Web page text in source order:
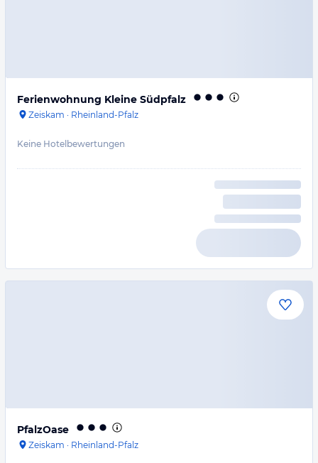
Ferienwohnung Kleine Südpfalz
Zeiskam · Rheinland-Pfalz
Keine Hotelbewertungen
PfalzOase
Zeiskam · Rheinland-Pfalz